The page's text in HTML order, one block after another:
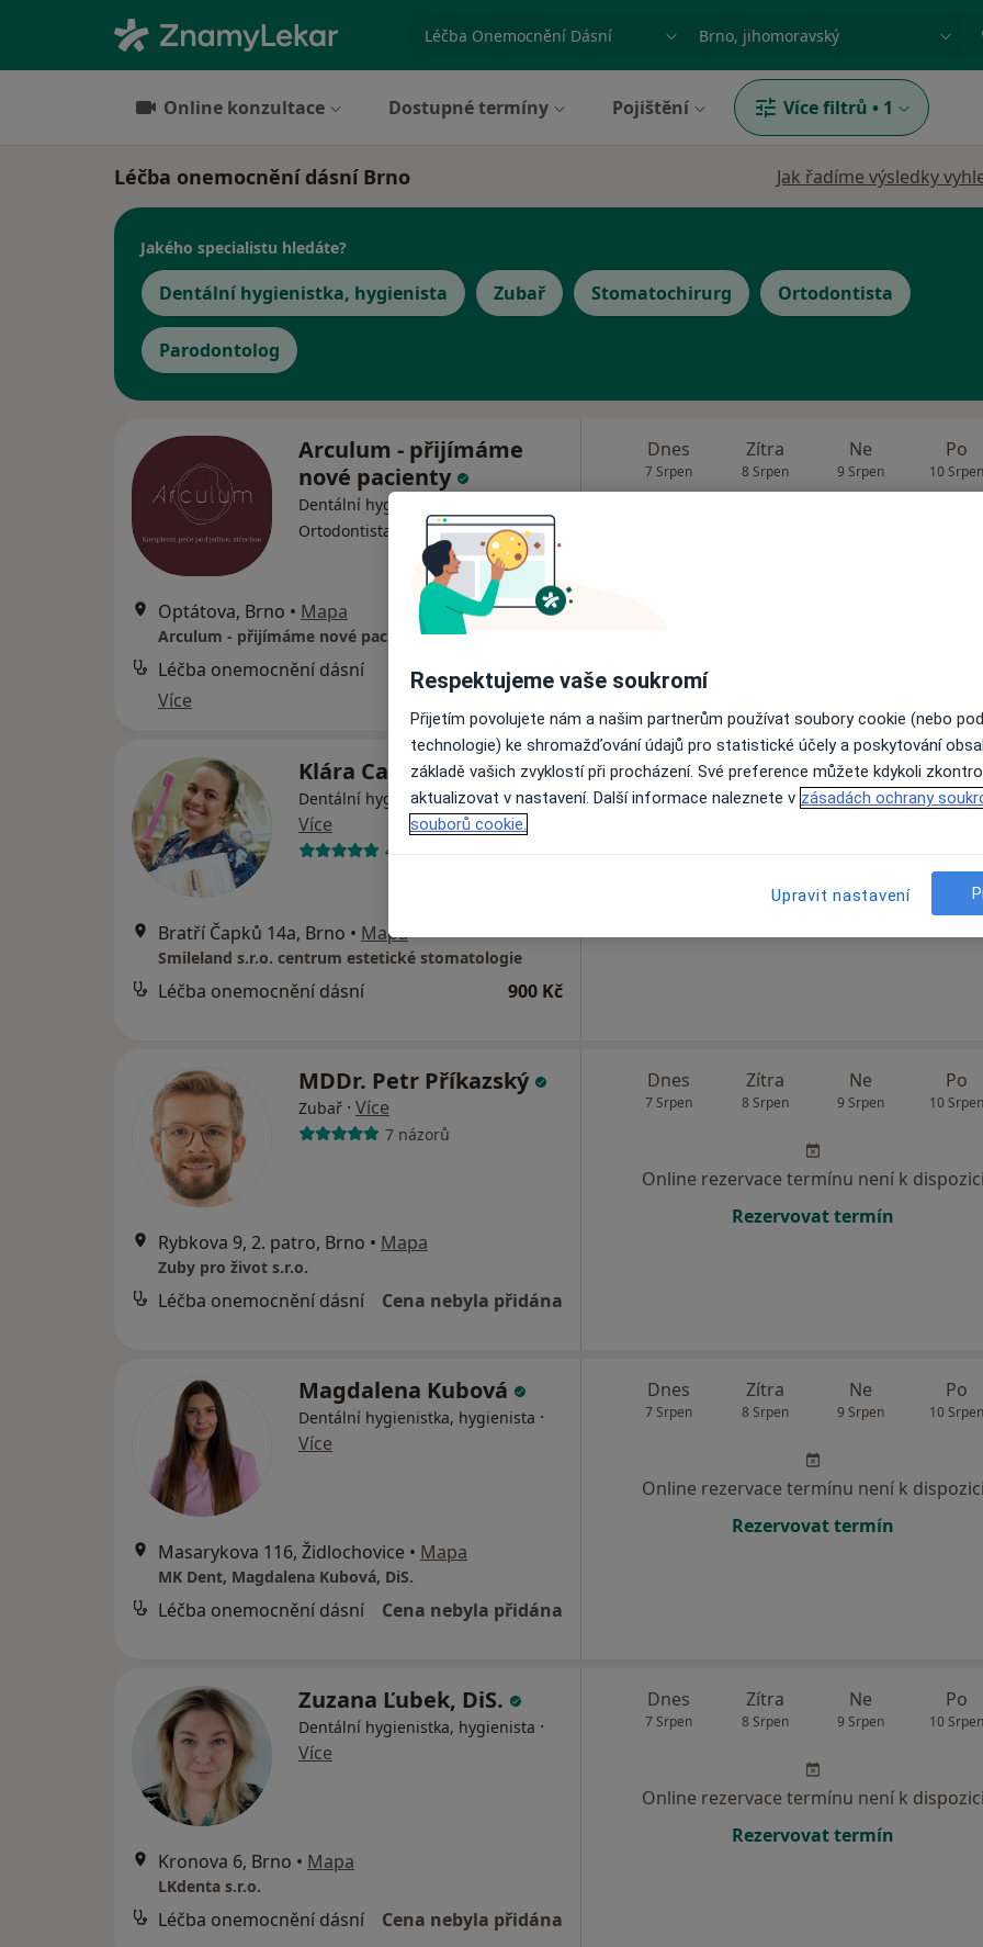
specializace, nemoc nebo příjmení Město nebo region
Online konzultace Dostupné termíny Pojištění Více filtrů • 1
Léčba onemocnění dásní Brno Jak řadíme výsledky
Jakého specialistu hledáte?
Dentální hygienistka, hygienista Zubař Stomatochirurg Ortodontista
Parodontolog
Arculum - přijímáme
nové pacienty
Dentální hygienistka, hygienista,
Ortodontista, Zubař·Více
Optátova, Brno • Mapa
Arculum - přijímáme nové pacienty
Léčba onemocnění dásní
Více
Dnes
7 Srpen
Zítra
8 Srpen
Ne
9 Srpen
Po
10 Srpen
Klára Cacková, DiS.
Dentální hygienistka, hygienista·
Více
4 názory
Bratří Čapků 14a, Brno • Mapa
Smileland s.r.o. centrum estetické stomatologie
Léčba onemocnění dásní 900 Kč
Dnes
7 Srpen
Zítra
8 Srpen
Ne
9 Srpen
Po
10
Online rezervace termínu není k
Rezervovat termín
MDDr. Petr Příkazský
Zubař · Více
7 názorů
Rybkova 9, 2. patro, Brno • Mapa
Zuby pro život s.r.o.
Léčba onemocnění dásní Cena nebyla přidána
Dnes
7 Srpen
Zítra
8 Srpen
Ne
9 Srpen
Po
10 Srpen
Online rezervace termínu není k dispozici
Rezervovat termín
Magdalena Kubová
Dentální hygienistka, hygienista ·
Více
Masarykova 116, Židlochovice • Mapa
MK Dent, Magdalena Kubová, DiS.
Léčba onemocnění dásní Cena nebyla přidána
Dnes
7 Srpen
Zítra
8 Srpen
Ne
9 Srpen
Po
10 Srpen
Online rezervace termínu není k dispozici
Rezervovat termín
Zuzana Ľubek, DiS.
Dentální hygienistka, hygienista ·
Více
Kronova 6, Brno • Mapa
LKdenta s.r.o.
Léčba onemocnění dásní Cena nebyla přidána
Dnes
7 Srpen
Zítra
8 Srpen
Ne
9 Srpen
Po
10 Srpen
Online rezervace termínu není k dispozici
Rezervovat termín
Respektujeme vaše soukromí
Přijetím povolujete nám a našim partnerům používat soubory cookie (nebo
technologie) ke shromažďování údajů pro statistické účely a poskytování
základě vašich zvyklostí při procházení. Své preference můžete kdykoli
aktualizovat v nastavení. Další informace naleznete v zásadách ochrany
souborů cookie.
Upravit nastavení